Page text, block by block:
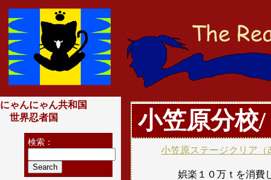
小笠原分校
小笠原ステージクリア
娯楽１０万ｔを消費
にゃんにゃん共和国
世界忍者国
検索：